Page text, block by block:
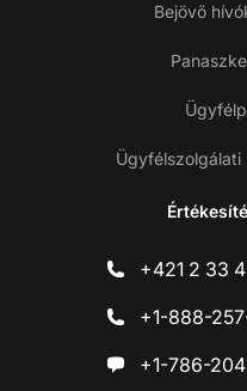
Bejövő
+421 2 33
+1-888-
+1-786-